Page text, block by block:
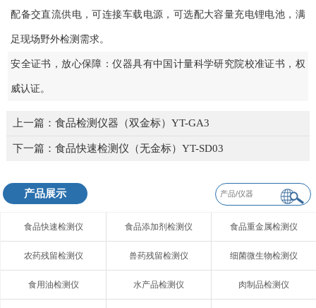
配备交直流供电，可连接车载电源，可选配大容量充电锂电池，满
足现场野外检测需求。
安全证书，放心保障：仪器具有中国计量科学研究院校准证书，权
威认证。
上一篇： 食品检测仪器（双金标）YT-GA3
下一篇： 食品快速检测仪（无金标）YT-SD03
产品展示
食品快速检测仪 食品添加剂检测仪 食品重金属检测仪
农药残留检测仪 兽药残留检测仪 细菌微生物检测仪
食用油检测仪 水产品检测仪 肉制品检测仪